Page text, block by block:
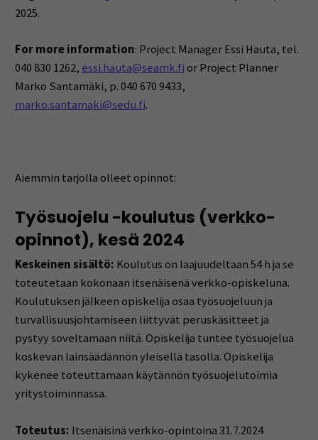
2025.
For more information: Project Manager Essi Hauta, tel.
040 830 1262, essi.hauta@seamk.fior Project Planner
Marko Santamäki, p. 040 670 9433,
marko.santamaki@sedu.fi.
Aiemmin tarjolla olleet opinnot:
Työsuojelu -koulutus (verkko-
opinnot), kesä 2024
Keskeinen sisältö: Koulutus on laajuudeltaan 54 h ja se
toteutetaan kokonaan itsenäisenä verkko-opiskeluna.
Koulutuksen jälkeen opiskelija osaa työsuojeluun ja
turvallisuusjohtamiseen liittyvät peruskäsitteet ja
pystyy soveltamaan niitä. Opiskelija tuntee työsuojelua
koskevan lainsäädännön yleisellä tasolla. Opiskelija
kykenee toteuttamaan käytännön työsuojelutoimia
yritystoiminnassa.
Toteutus: Itsenäisinä verkko-opintoina 31.7.2024